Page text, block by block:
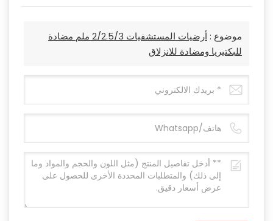
موضوع :
أرضيات المستشفيات 2/2.5/3 ملم مضادة
للبكتيريا ومضادة للانزلاق